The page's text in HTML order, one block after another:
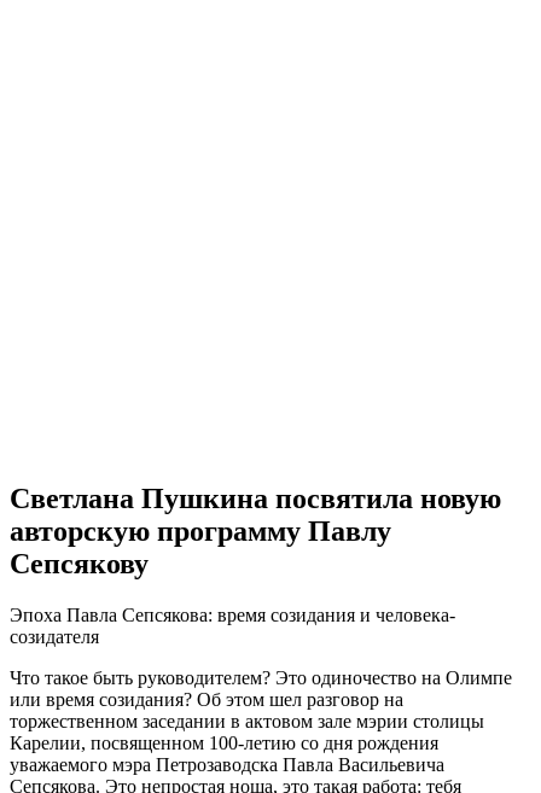
Светлана Пушкина посвятила новую
авторскую программу Павлу
Сепсякову
Эпоха Павла Сепсякова: время созидания и человека-
созидателя
Что такое быть руководителем? Это одиночество на Олимпе
или время созидания? Об этом шел разговор на
торжественном заседании в актовом зале мэрии столицы
Карелии, посвященном 100-летию со дня рождения
уважаемого мэра Петрозаводска Павла Васильевича
Сепсякова. Это непростая ноша, это такая работа: тебя